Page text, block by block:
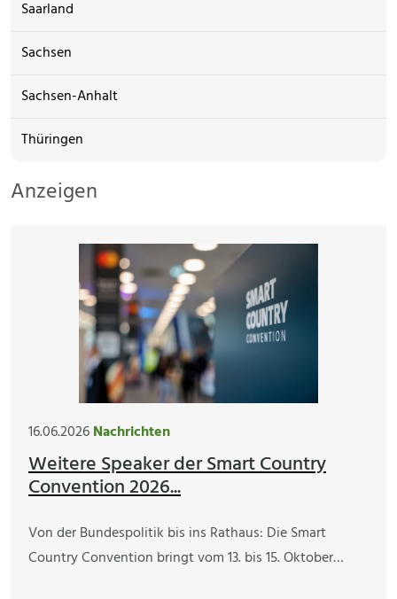
Saarland
Sachsen
Sachsen-Anhalt
Thüringen
Anzeigen
16.06.2026Nachrichten
Weitere Speaker der Smart Country
Convention 2026...
Von der Bundespolitik bis ins Rathaus: Die Smart
Country Convention bringt vom 13. bis 15. Oktober…